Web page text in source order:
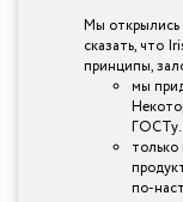
Мы открылись
сказать, что
принципы,
мы
ГОСТу.
по-